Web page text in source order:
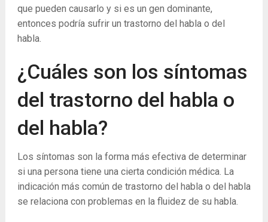
que pueden causarlo y si es un gen dominante,
entonces podría sufrir un trastorno del habla o del
habla.
¿Cuáles son los síntomas
del trastorno del habla o
del habla?
Los síntomas son la forma más efectiva de determinar
si una persona tiene una cierta condición médica. La
indicación más común de trastorno del habla o del habla
se relaciona con problemas en la fluidez de su habla.